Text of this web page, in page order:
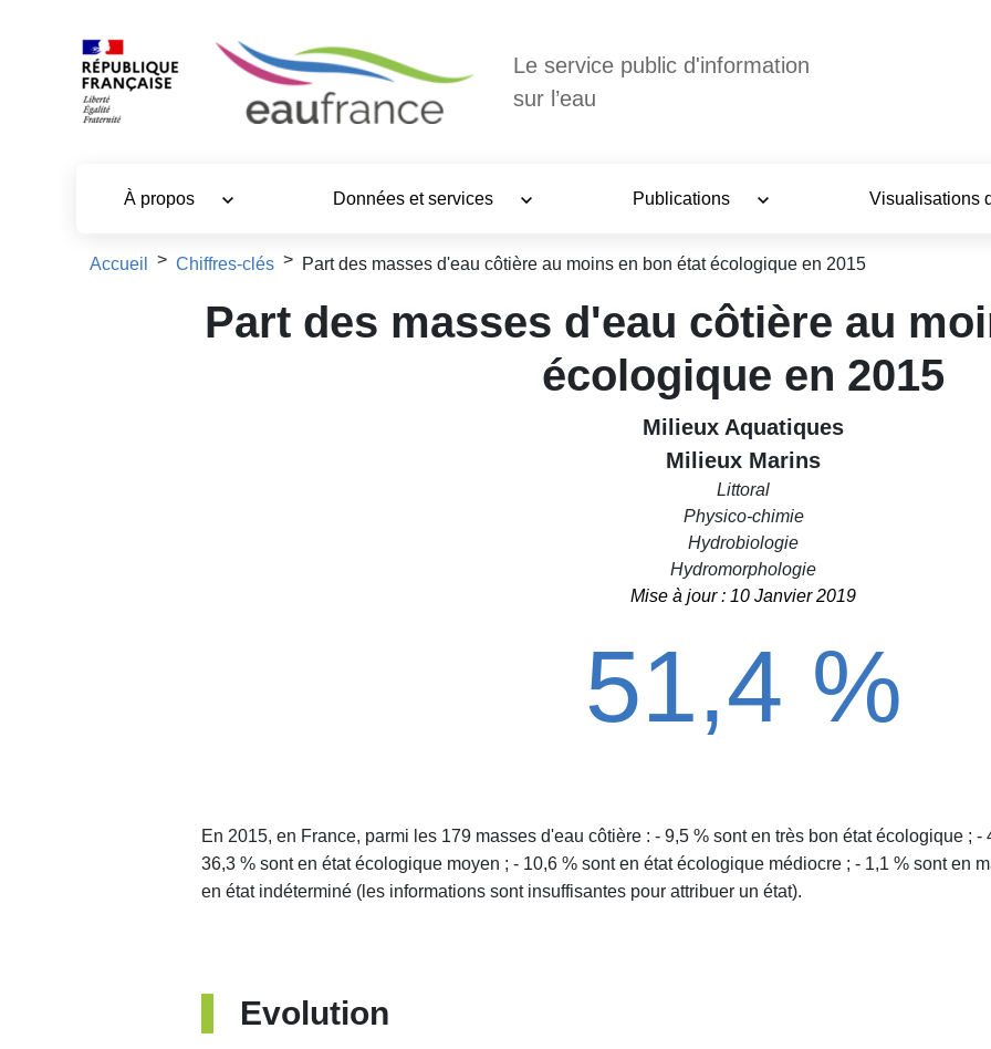
Aller au contenu principal
Le service public d'information
sur l’eau
À propos Données et services Publications Visualisations
Fil d'Ariane
Accueil Chiffres-clés Part des masses d'eau côtière au moins en bon état écologique en 2015
Part des masses d'eau côtière au
écologique en 2015
Milieux Aquatiques
Milieux Marins
Littoral
Physico-chimie
Hydrobiologie
Hydromorphologie
Mise à jour : 10 Janvier 2019
51,4 %
En 2015, en France, parmi les 179 masses d'eau côtière : - 9,5 % sont en très bon état écologique ;
36,3 % sont en état écologique moyen ; - 10,6 % sont en état écologique médiocre ; - 1,1 % sont en
en état indéterminé (les informations sont insuffisantes pour attribuer un état).
Evolution